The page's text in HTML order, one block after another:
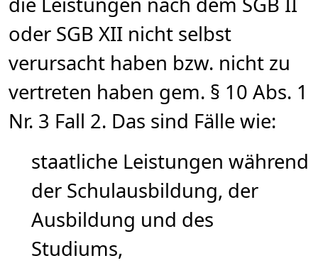
oder SGB XII nicht selbst
verursacht haben bzw. nicht zu
vertreten haben gem. § 10 Abs. 1
Nr. 3 Fall 2. Das sind Fälle wie:
staatliche Leistungen während
der Schulausbildung, der
Ausbildung und des
Studiums,